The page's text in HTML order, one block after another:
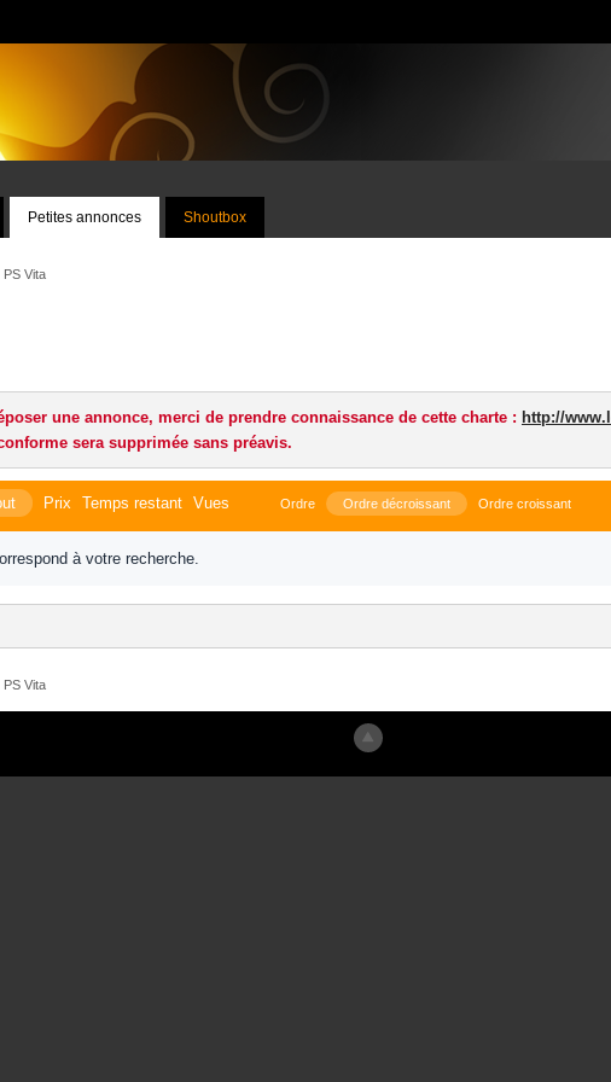
Petites annonces Shoutbox
PS Vita
une annonce, merci de prendre connaissance de cette charte : http://
sera supprimée sans préavis.
Prix Temps restant Vues Ordre Ordre décroissant Ordre croissant
à votre recherche.
PS Vita